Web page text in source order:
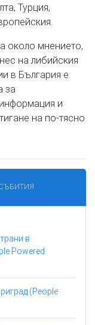
Турция,
около мнението,
на либийския
в България е
за
и
на по-тясно
в
Powered
(People